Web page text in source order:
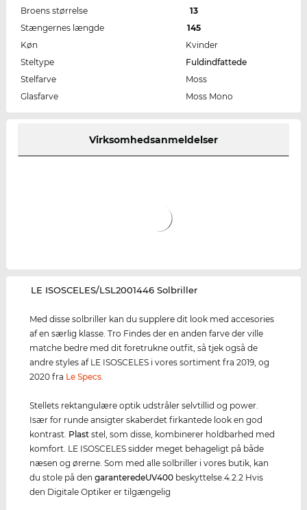
Broens størrelse
13
Stængernes længde
145
Køn
Kvinder
Steltype
Fuldindfattede
Stelfarve
Moss
Glasfarve
Moss Mono
Virksomhedsanmeldelser
‌LE ISOSCELES/LSL2001446 Solbriller
Med disse solbriller kan du supplere dit look med accesories
af en særlig klasse. Tro Findes der en anden farve der ville
matche bedre med dit foretrukne outfit, så tjek også de
andre styles af LE ISOSCELES i vores sortiment fra 2019, og
2020 fra Le Specs.
Stellets rektangulære optik udstråler selvtillid og power.
Især for runde ansigter skaberdet firkantede look en god
kontrast. Plast stel, som disse, kombinerer holdbarhed med
komfort. LE ISOSCELES sidder meget behageligt på både
næsen og ørerne. Som med alle solbriller i vores butik, kan
du stole på dengaranteredeUV400 beskyttelse.4.2.2 Hvis
den Digitale Optiker er tilgængelig